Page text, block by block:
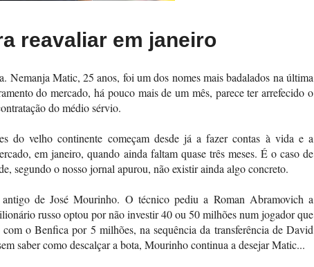
reavaliar em janeiro
Nemanja Matic, 25 anos, foi um dos nomes mais badalados na última
do mercado, há pouco mais de um mês, parece ter arrefecido o
do médio sérvio.
do velho continente começam desde já a fazer contas à vida e a
em janeiro, quando ainda faltam quase três meses. É o caso de
segundo o nosso jornal apurou, não existir ainda algo concreto.
de José Mourinho. O técnico pediu a Roman Abramovich a
russo optou por não investir 40 ou 50 milhões num jogador que
o Benfica por 5 milhões, na sequência da transferência de David
saber como descalçar a bota, Mourinho continua a desejar Matic...